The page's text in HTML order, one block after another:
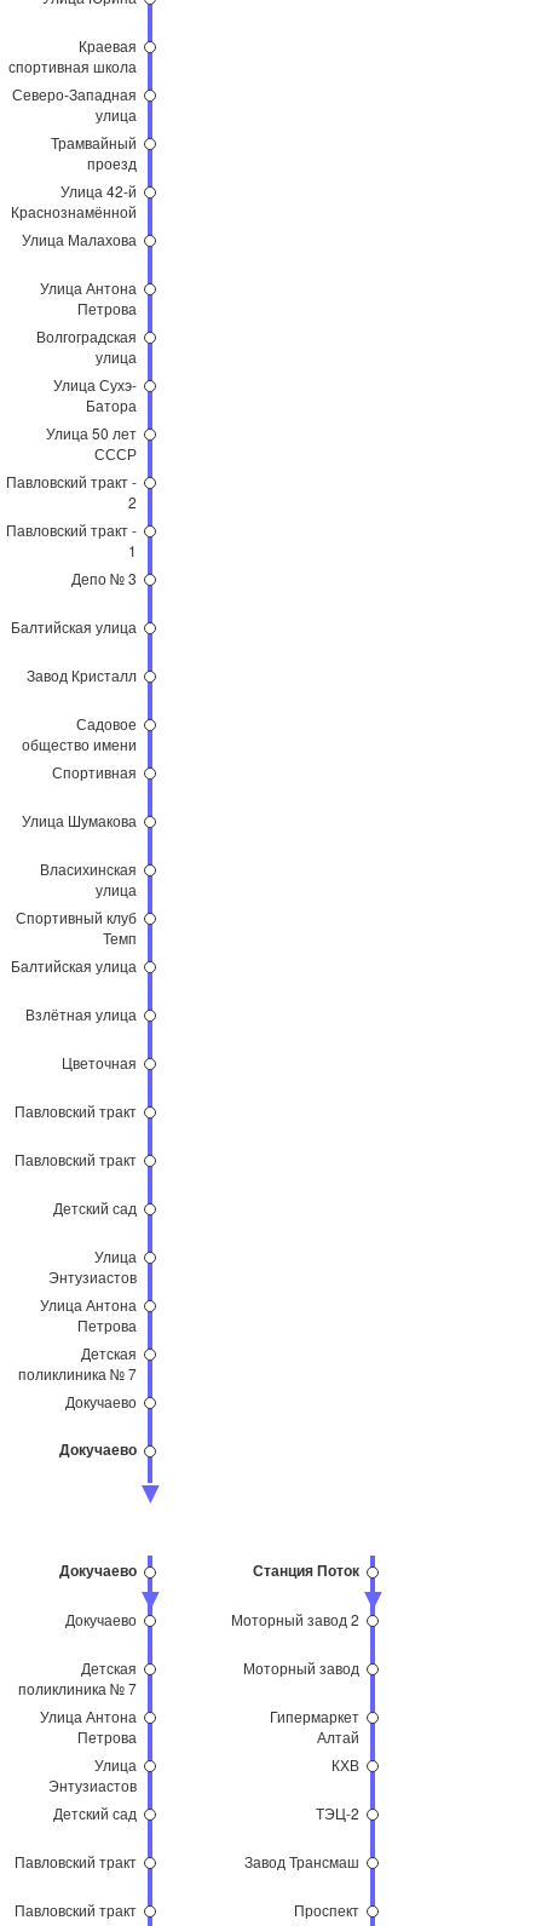
Краевая
спортивная школа
Северо-Западная
улица
Трамвайный
проезд
Улица 42-й
Краснознамённой
Бригады
Улица Малахова
Улица Антона
Петрова
Волгоградская
улица
Улица Сухэ-
Батора
Улица 50 лет
СССР
Павловский тракт -
2
Павловский тракт -
1
Депо № 3
Балтийская улица
Завод Кристалл
Садовое
общество имени
Спортивная
Улица Шумакова
Власихинская
улица
Спортивный клуб
Темп
Балтийская улица
Взлётная улица
Цветочная
Павловский тракт
Павловский тракт
Детский сад
Улица
Энтузиастов
Улица Антона
Петрова
Детская
поликлиника № 7
Докучаево
Докучаево
Докучаево
Докучаево
Детская
поликлиника № 7
Улица Антона
Петрова
Улица
Энтузиастов
Детский сад
Павловский тракт
Павловский тракт
Станция Поток
Моторный завод 2
Моторный завод
Гипермаркет
Алтай
КХВ
ТЭЦ-2
Завод Трансмаш
Проспект